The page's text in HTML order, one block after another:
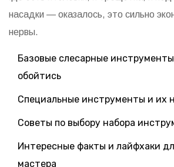
насадки — оказалось, это сильно
нервы.
Базовые слесарные
обойтись
Специальные инструменты и их
Советы по выбору набора
Интересные факты и лайфхаки
мастера